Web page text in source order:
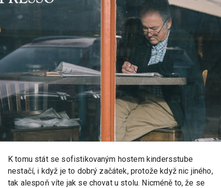
K tomu stát se sofistikovaným hostem kindersstube
nestačí, i když je to dobrý začátek, protože když nic jiného,
tak alespoň víte jak se chovat u stolu. Nicméně to, že se